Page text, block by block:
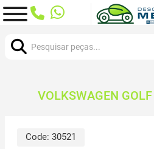
VOLKSWAGEN
Code: 30521